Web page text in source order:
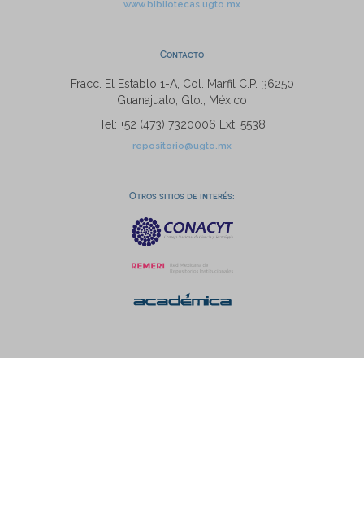
www.bibliotecas.ugto.mx
Contacto
Fracc. El Establo 1-A, Col. Marfil C.P. 36250
Guanajuato, Gto., México
Tel: +52 (473) 7320006 Ext. 5538
repositorio@ugto.mx
Otros sitios de interés: